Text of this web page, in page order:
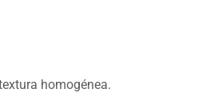
homogénea.